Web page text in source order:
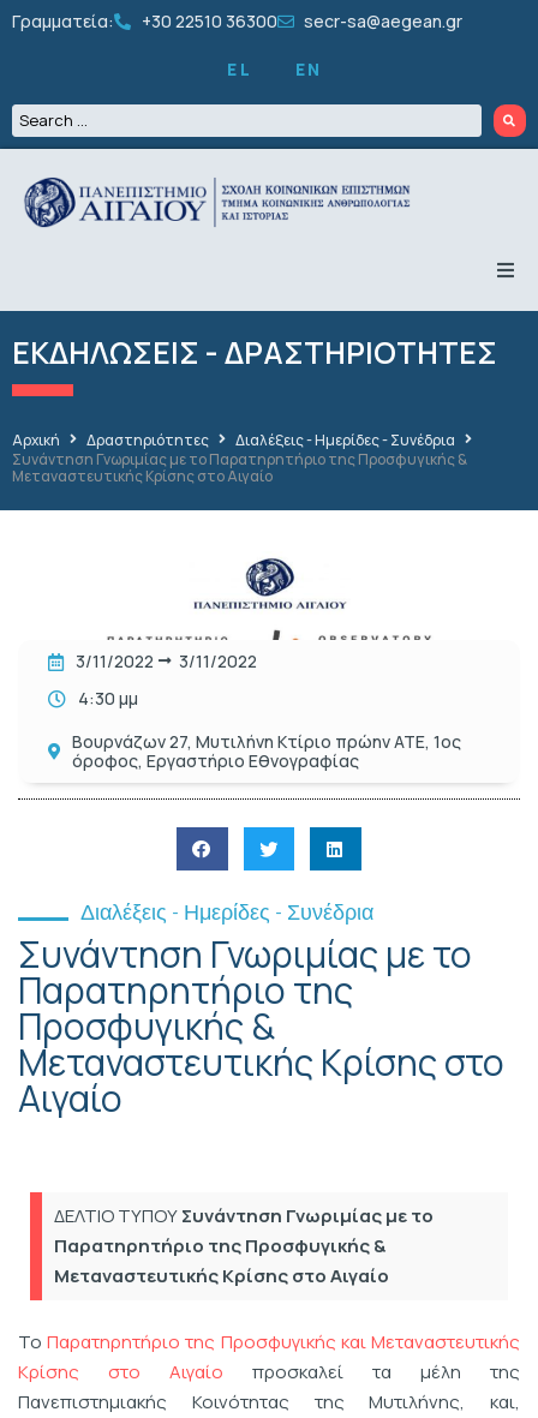
Γραμματεία: +30 22510 36300 secr-sa@aegean.gr
EL EN
ΤΟ ΤΜΗΜΑ
ΜΕΤΑΠΤΥΧΙΑΚΑ
ΔΙΔΑΚΤΟΡΙΚΑ
ΕΡΕΥΝΑ
ΦΟΙΤΗΤΙΚΑ
ΔΡΑΣΤΗΡΙΟΤΗΤΕΣ
ΑΝΑΚΟΙΝΩΣΕΙΣ
ΕΚΔΗΛΩΣΕΙΣ - ΔΡΑΣΤΗΡΙΟΤΗΤΕΣ
Αρχική Δραστηριότητες
Διαλέξεις - Ημερίδες - Συνέδρια
Συνάντηση Γνωριμίας με το Παρατηρητήριο της Προσφυγικής &
Μεταναστευτικής Κρίσης στο Αιγαίο
Διαλέξεις - Ημερίδες - Συνέδρια
Συνάντηση Γνωριμίας με το
Παρατηρητήριο της
Προσφυγικής &
Μεταναστευτικής Κρίσης στο
Αιγαίο
ΔΕΛΤΙΟ ΤΥΠΟΥΣυνάντηση Γνωριμίας με το
Παρατηρητήριο της Προσφυγικής &
Μεταναστευτικής Κρίσης στο Αιγαίο
ΤοΠαρατηρητήριο της Προσφυγικής και Μεταναστευτικής
Κρίσης στο Αιγαίο προσκαλεί τα μέλη της
Πανεπιστημιακής Κοινότητας της Μυτιλήνης, και,
3/11/2022
3/11/2022
4:30 μμ
Βουρνάζων 27, Μυτιλήνη Κτίριο πρώην ΑΤΕ, 1ος
όροφος, Εργαστήριο Εθνογραφίας